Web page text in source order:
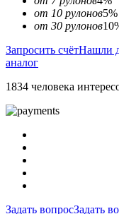
от 10 рулонов5%
от 30 рулонов
Запросить счётНашли
аналог
1834 человека
Задать вопросЗадать